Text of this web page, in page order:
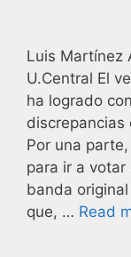
Luis Martínez
U.Central El
ha logrado
discrepancias
Por una
para ir a
banda
que, … Read